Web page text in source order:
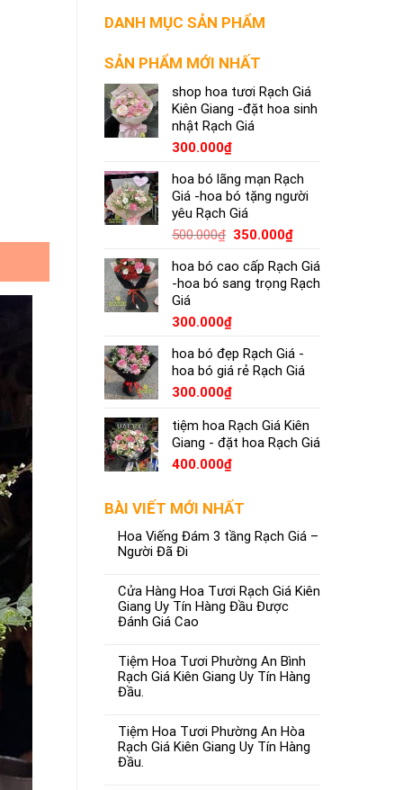
DANH MỤC SẢN PHẨM
SẢN PHẨM MỚI NHẤT
shop hoa tươi Rạch Giá
Kiên Giang -đặt hoa sinh
nhật Rạch Giá
300.000₫
hoa bó lãng mạn Rạch
Giá -hoa bó tặng người
yêu Rạch Giá
500.000₫ 350.000₫
hoa bó cao cấp Rạch Giá
-hoa bó sang trọng Rạch
Giá
300.000₫
hoa bó đẹp Rạch Giá -
hoa bó giá rẻ Rạch Giá
300.000₫
tiệm hoa Rạch Giá Kiên
Giang - đặt hoa Rạch Giá
400.000₫
BÀI VIẾT MỚI NHẤT
Hoa Viếng Đám 3 tầng Rạch Giá –
Người Đã Đi
Cửa Hàng Hoa Tươi Rạch Giá Kiên
Giang Uy Tín Hàng Đầu Được
Đánh Giá Cao
Tiệm Hoa Tươi Phường An Bình
Rạch Giá Kiên Giang Uy Tín Hàng
Đầu.
Tiệm Hoa Tươi Phường An Hòa
Rạch Giá Kiên Giang Uy Tín Hàng
Đầu.